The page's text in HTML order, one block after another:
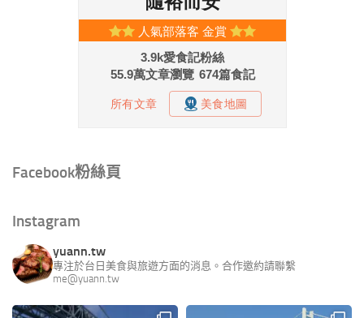
Facebook粉絲頁
Instagram
yuann.tw
專注於台日美食與旅遊方面的消息。合作邀約請聯繫
me@yuann.tw